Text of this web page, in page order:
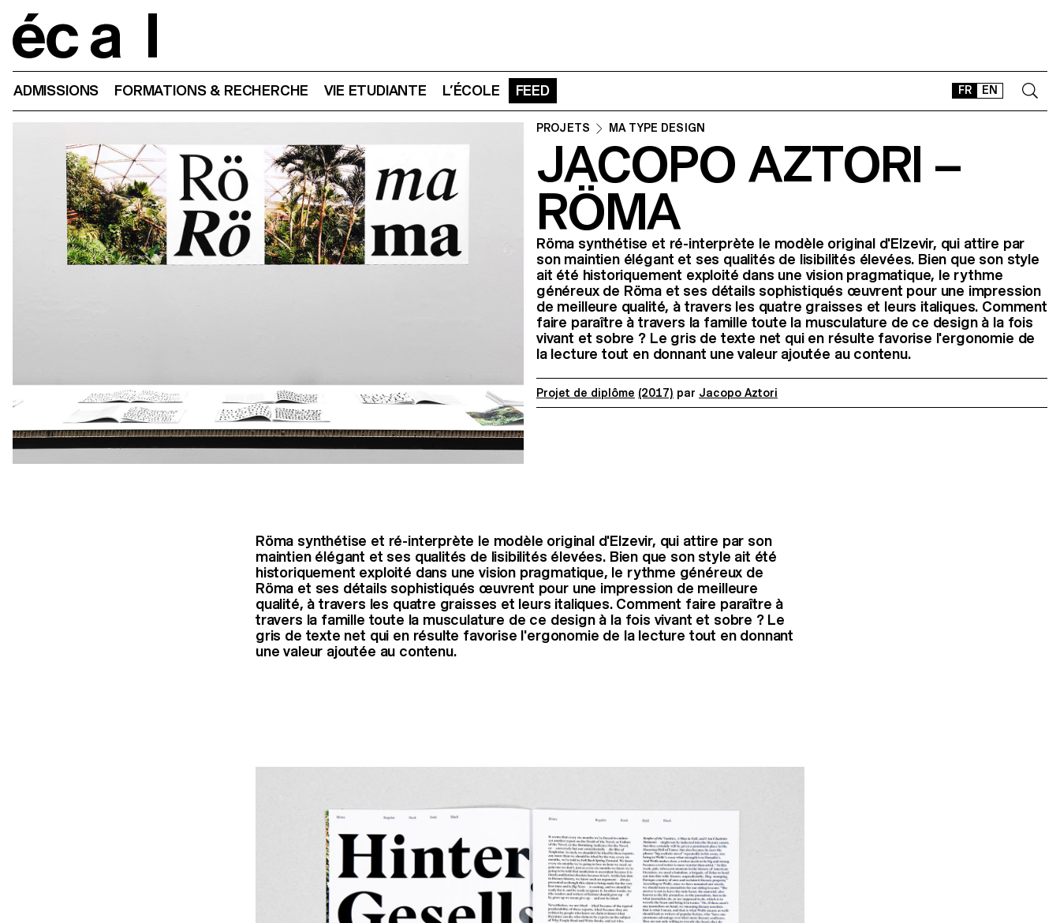
FR EN
ADMISSIONS FORMATIONS & RECHERCHE VIE ETUDIANTE L’ÉCOLE FEED
CONTACT
SHOP
Instagram
Facebook
LinkedIn
Vimeo
PROJETS MA TYPE DESIGN
JACOPO AZTORI –
RÖMA
Röma synthétise et ré-interprète le modèle original d'Elzevir, qui attire par
son maintien élégant et ses qualités de lisibilités élevées. Bien que son style
ait été historiquement exploité dans une vision pragmatique, le rythme
généreux de Röma et ses détails sophistiqués œuvrent pour une impression
de meilleure qualité, à travers les quatre graisses et leurs italiques. Comment
faire paraître à travers la famille toute la musculature de ce design à la fois
vivant et sobre ? Le gris de texte net qui en résulte favorise l'ergonomie de
la lecture tout en donnant une valeur ajoutée au contenu.
Projet de diplôme (2017) par Jacopo Aztori
Röma synthétise et ré-interprète le modèle original d'Elzevir, qui attire par son
maintien élégant et ses qualités de lisibilités élevées. Bien que son style ait été
historiquement exploité dans une vision pragmatique, le rythme généreux de
Röma et ses détails sophistiqués œuvrent pour une impression de meilleure
qualité, à travers les quatre graisses et leurs italiques. Comment faire paraître à
travers la famille toute la musculature de ce design à la fois vivant et sobre ? Le
gris de texte net qui en résulte favorise l'ergonomie de la lecture tout en donnant
une valeur ajoutée au contenu.